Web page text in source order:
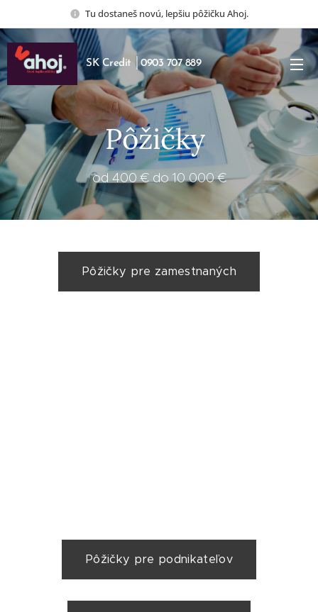
Tu dostaneš novú, lepšiu pôžičku Ahoj.
SK Credit │0903 707 889
Pôžičky
od 400 € do 10 000 €
Pôžičky pre zamestnaných
Pôžičky pre podnikateľov